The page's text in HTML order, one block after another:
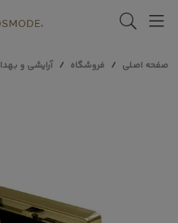
صفحه اصلی فروشگاه آرایشی و